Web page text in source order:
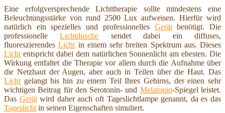
Eine erfolgversprechende Lichttherapie sollte mindestens eine
Beleuchtungsstärke von rund 2500 Lux aufweisen. Hierfür wird
natürlich ein spezielles und professionelles Gerätbenötigt. Die
professionelleLichtdusche sendet dabei ein diffuses,
fluoreszierendesLicht in einem sehr breiten Spektrum aus. Dieses
Licht entspricht dabei dem natürlichen Sonnenlicht am ehesten. Die
Wirkung entfaltet die Therapie vor allem durch die Aufnahme über
die Netzhaut der Augen, aber auch in Teilen über die Haut. Das
Licht gelangt bis hin zu einem Teil Ihres Gehirns, der einen sehr
wichtigen Beitrag für den Serotonin- und Melatonin-Spiegel leistet.
Das Gerätwird daher auch oft Tageslichtlampe genannt, da es das
Tageslicht in seinen Eigenschaften simuliert.